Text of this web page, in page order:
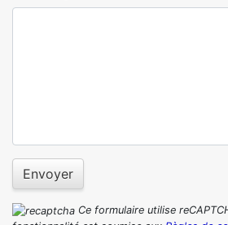
Envoyer
Ce formulaire utilise